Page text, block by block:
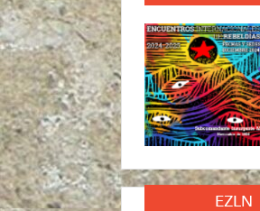
EZLN